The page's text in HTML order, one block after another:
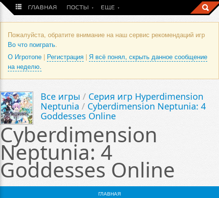
ГЛАВНАЯ ПОСТЫ ЕЩЕ
Пожалуйста, обратите внимание на наш сервис рекомендаций игр
Во что поиграть.
О Игротопе | Регистрация | Я всё понял, скрыть данное сообщение
на неделю.
Все игры / Серия игр Hyperdimension
Neptunia / Cyberdimension Neptunia: 4
Goddesses Online
Cyberdimension
Neptunia: 4
Goddesses Online
ГЛАВНАЯ